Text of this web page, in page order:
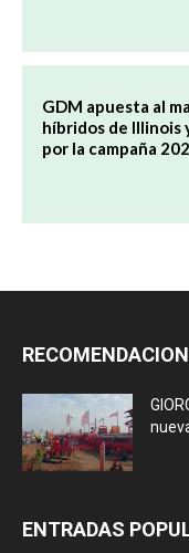
GDM apuesta al
híbridos de Illinois
por la campaña
ENTRADAS